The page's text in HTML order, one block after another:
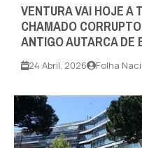
VENTURA VAI HOJE A
CHAMADO
ANTIGO AUTARCA DE
24 Abril, 2026 Folha